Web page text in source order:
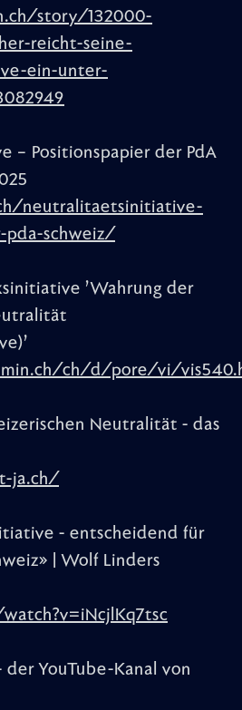
story/132000-
reicht-seine-
ein-unter-
– Positionspapier der PdA
neutralitaetsinitiative-
pda-schweiz/
’Wahrung der
ch/d/pore/vi/
Neutralität - das
ja.ch/
- entscheidend für
| Wolf Linders
YouTube-Kanal von